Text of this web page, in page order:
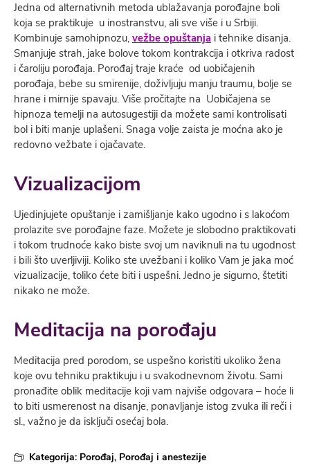
Jedna od alternativnih metoda ublažavanja porođajne boli
koja se praktikuje u inostranstvu, ali sve više i u Srbiji.
Kombinuje samohipnozu, vežbe opuštanja i tehnike disanja.
Smanjuje strah, jake bolove tokom kontrakcija i otkriva radost
i čaroliju porođaja. Porođaj traje kraće od uobičajenih
porođaja, bebe su smirenije, doživljuju manju traumu, bolje se
hrane i mirnije spavaju. Više pročitajte na Uobičajena se
hipnoza temelji na autosugestiji da možete sami kontrolisati
bol i biti manje uplašeni. Snaga volje zaista je moćna ako je
redovno vežbate i ojačavate.
Vizualizacijom
Ujedinjujete opuštanje i zamišljanje kako ugodno i s lakoćom
prolazite sve porođajne faze. Možete je slobodno praktikovati
i tokom trudnoće kako biste svoj um naviknuli na tu ugodnost
i bili što uverljiviji. Koliko ste uvežbani i koliko Vam je jaka moć
vizualizacije, toliko ćete biti i uspešni. Jedno je sigurno, štetiti
nikako ne može.
Meditacija na porođaju
Meditacija pred porodom, se uspešno koristiti ukoliko žena
koje ovu tehniku praktikuju i u svakodnevnom životu. Sami
pronađite oblik meditacije koji vam najviše odgovara – hoće li
to biti usmerenost na disanje, ponavljanje istog zvuka ili reči i
sl., važno je da isključi osećaj bola.
Kategorija: Porođaj, Porođaj i anestezije